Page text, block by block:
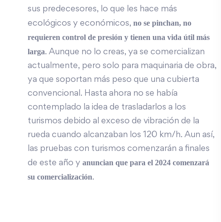
sus predecesores, lo que les hace más
ecológicos y económicos, no se pinchan, no
requieren control de presión y tienen una vida útil más
larga. Aunque no lo creas, ya se comercializan
actualmente, pero solo para maquinaria de obra,
ya que soportan más peso que una cubierta
convencional. Hasta ahora no se había
contemplado la idea de trasladarlos a los
turismos debido al exceso de vibración de la
rueda cuando alcanzaban los 120 km/h. Aun así,
las pruebas con turismos comenzarán a finales
de este año y anuncian que para el 2024 comenzará
su comercialización.